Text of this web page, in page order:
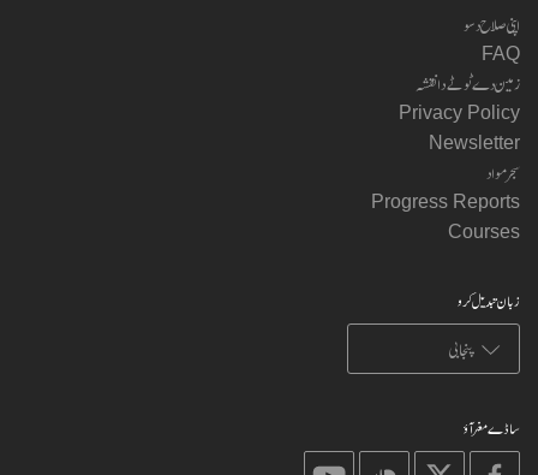
اپنی صلاح دسو
FAQ
زمین دے ٹوٹے دا نقشہ
Privacy Policy
Newsletter
سجر مواد
Progress Reports
Courses
زبان تبدیل کرو
ساڈے مغر آؤ
on
on
on
on